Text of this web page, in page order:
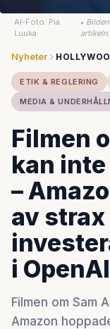
AI-Foto: Pia
Luuka
•
artikeln.
Nyheter
ETIK & REGLERING
MEDIA &
Filmen
kan
–
av
i OpenAI
Filmen om Sam
Amazon